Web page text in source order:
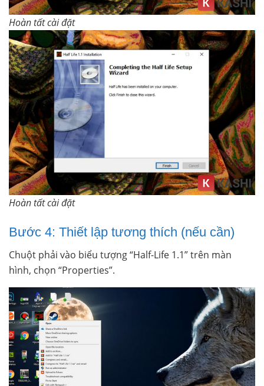
Hoàn tất cài đặt
Hoàn tất cài đặt
Bước 4: Thiết lập tương thích (nếu cần)
Chuột phải vào biểu tượng “Half-Life 1.1” trên màn
hình, chọn “Properties”.